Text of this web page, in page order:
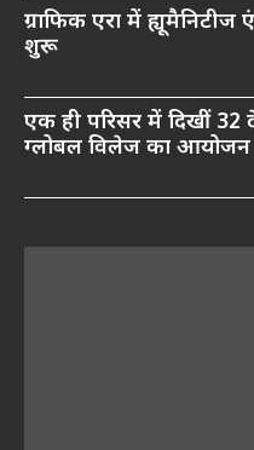
ग्राफिक एरा में
शुरू
एक ही परिसर में दिखीं 32
ग्लोबल विलेज का आयोजन